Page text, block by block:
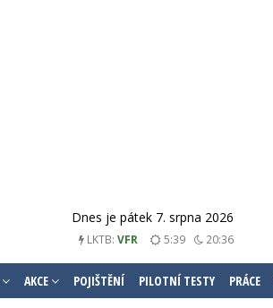
Dnes je pátek 7. srpna 2026
5:39 20:36
AKCE POJIŠTĚNÍ PILOTNÍ TESTY PRÁCE